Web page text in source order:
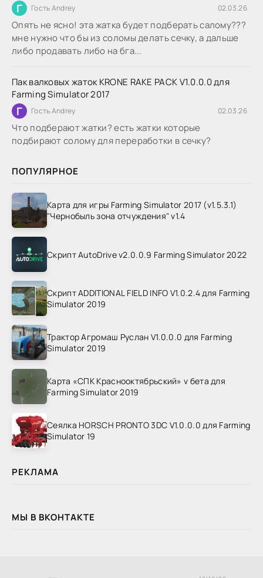
Г Гость Andrey 02.03.26
Опять не ясно! эта жатка будет подберать салому???
мне нужно что бы из соломы делать сечку, а дальше
либо продавать либо на бга...
Пак валковых жаток KRONE RAKE PACK V1.0.0.0 для
Farming Simulator 2017
Г Гость Andrey 02.03.26
Что подберают жатки? есть жатки которые
подбирают солому для переработки в сечку?
ПОПУЛЯРНОЕ
Карта для игры Farming Simulator 2017 (v1.5.3.1)
"Чернобыль зона отчуждения" v1.4
Скрипт AutoDrive v2.0.0.9 Farming Simulator 2022
Скрипт ADDITIONAL FIELD INFO V1.0.2.4 для Farming
Simulator 2019
Трактор Агромаш Руслан V1.0.0.0 для Farming
Simulator 2019
Карта «СПК Краснооктябрьский» v бета для
Farming Simulator 2019
Сеялка HORSCH PRONTO 3DC V1.0.0.0 для Farming
Simulator 19
РЕКЛАМА
МЫ В ВКОНТАКТЕ